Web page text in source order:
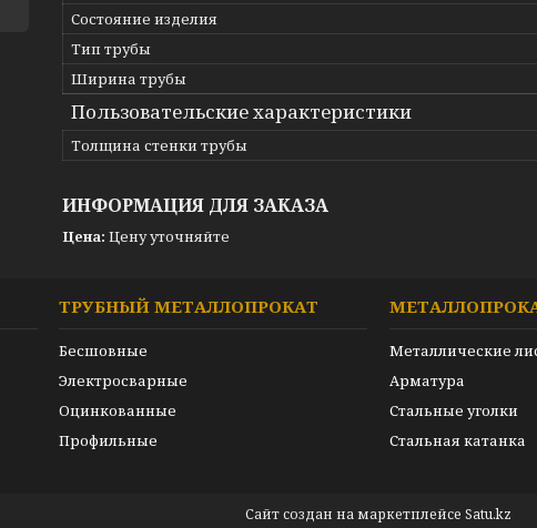
Состояние изделия
Тип трубы
Ширина трубы
Пользовательские характеристики
Толщина стенки трубы
ИНФОРМАЦИЯ ДЛЯ ЗАКАЗА
Цена: Цену уточняйте
ТРУБНЫЙ МЕТАЛЛОПРОКАТ
Бесшовные
Электросварные
Оцинкованные
Профильные
Металлические
Арматура
Стальные уголки
Стальная катанка
Сайт создан на маркетплейсе Satu.kz